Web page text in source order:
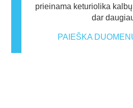
prieinama keturiolika
dar
PAIEŠKA